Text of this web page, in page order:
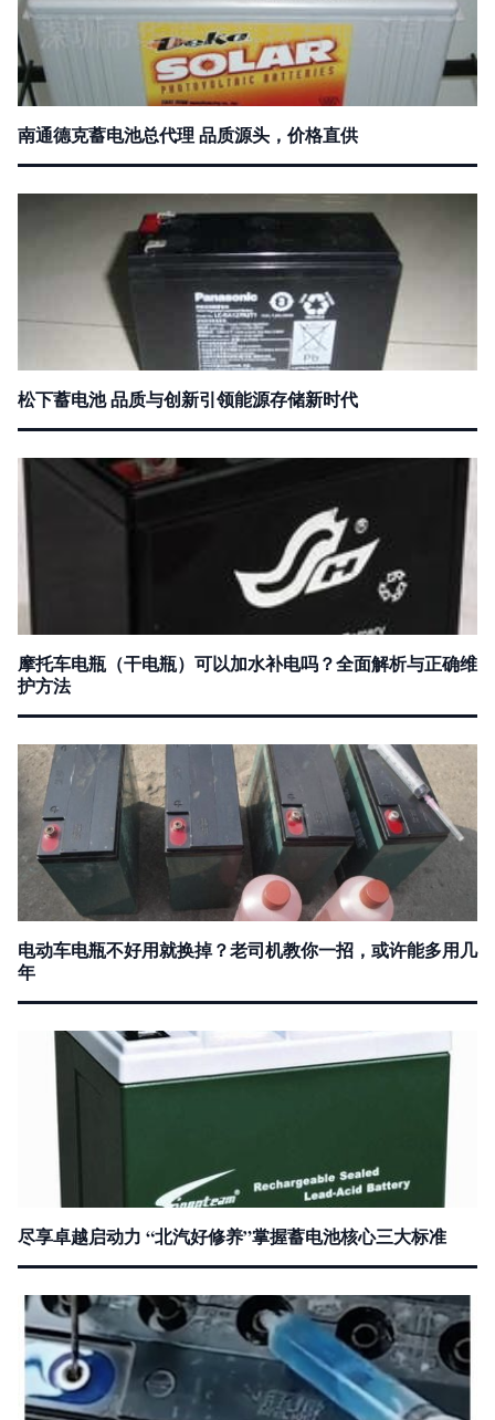
南通德克蓄电池总代理 品质源头，价格直供
松下蓄电池 品质与创新引领能源存储新时代
摩托车电瓶（干电瓶）可以加水补电吗？全面解析与正确维
护方法
电动车电瓶不好用就换掉？老司机教你一招，或许能多用几
年
尽享卓越启动力 “北汽好修养”掌握蓄电池核心三大标准